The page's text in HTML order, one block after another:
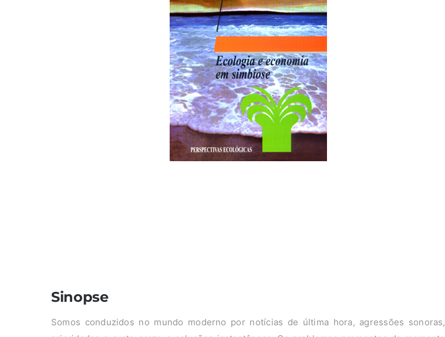
Sinopse
Somos conduzidos no mundo moderno por notícias de última hora, agressões sonoras,